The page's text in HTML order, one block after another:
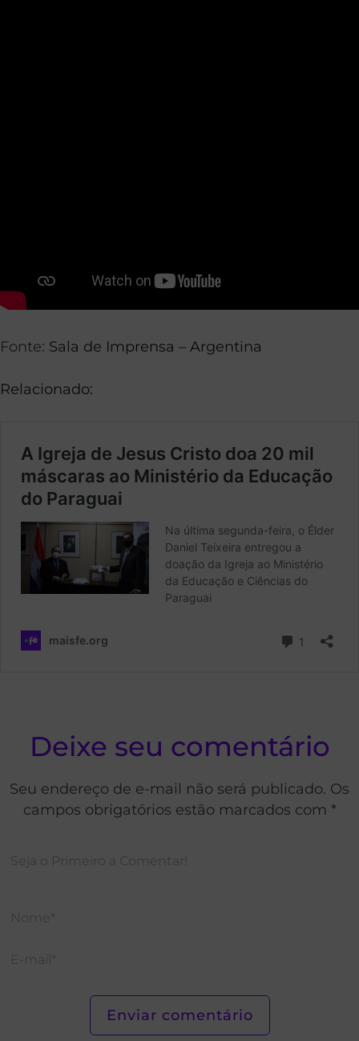
Fonte: Sala de Imprensa – Argentina
Relacionado:
Deixe seu comentário
Seu endereço de e-mail não será publicado. Os
campos obrigatórios estão marcados com *